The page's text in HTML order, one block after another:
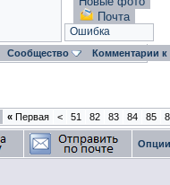
Почта
Ошибка
Сообщество Комментарии
« Первая < 51 82 83 84 85